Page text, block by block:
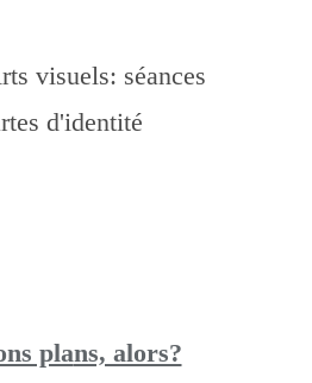
visuels: séances
d'identité
plans, alors?